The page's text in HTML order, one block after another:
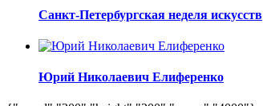
Санкт-Петербургская неделя искусств
Юрий Николаевич Елиференко